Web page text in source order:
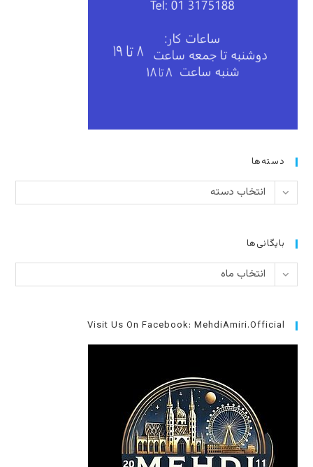
دسته‌ها
دسته‌ها انتخاب دسته
بایگانی‌ها
بایگانی‌هاانتخاب ماه
Visit Us On Facebook: MehdiAmiri.Official